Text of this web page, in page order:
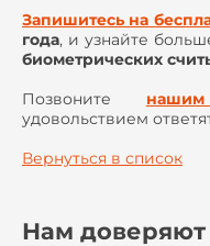
Запишитесь на
года, и узнайте
биометрических
Позвоните
удовольствием
Вернуться в список
Нам доверяют